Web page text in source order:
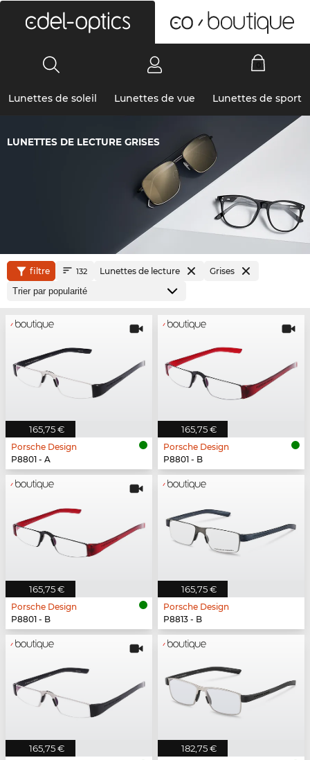
Lunettes de soleil Lunettes de vue Lunettes de sport
LUNETTES DE LECTURE GRISES
filtre 132 Lunettes de lecture Grises
165,75 €
Porsche Design
P8801 - A
165,75 €
Porsche Design
P8801 - B
165,75 €
Porsche Design
P8801 - B
165,75 €
Porsche Design
P8813 - B
165,75 € 182,75 €